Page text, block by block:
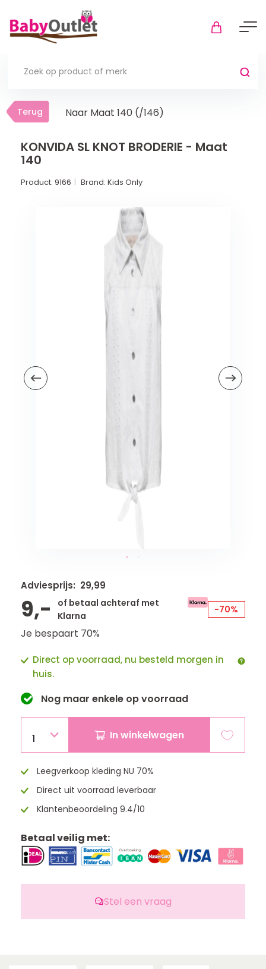
Terug
Thuis
Boxmatrassen en hoeslakens
Veiligheid in en om huis
Veiligheid buiten de deur
Kinderstoelen
Schommelstoelen en wipstoeltjes
Terug Naar Maat 140 (/146)
KONVIDA SL KNOT BRODERIE - Maat
140
Product: 9166 Brand: Kids Only
Adviesprijs: 29,99
9,-
of betaal achteraf met
Klarna
-70%
Je bespaart 70%
Direct op voorraad, nu besteld morgen in
huis.
Nog maar enkele op voorraad
1 In winkelwagen
Leegverkoop kleding NU 70%
Direct uit voorraad leverbaar
Klantenbeoordeling 9.4/10
Betaal veilig met:
Stel een vraag